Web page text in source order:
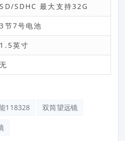
SD/SDHC 最大支持32G
3节7号电池
1.5英寸
无
118328 双筒望远镜